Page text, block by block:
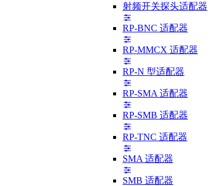
射频开关探头适配器
RP-BNC 适配器
RP-MMCX 适配器
RP-N 型适配器
RP-SMA 适配器
RP-SMB 适配器
RP-TNC 适配器
SMA 适配器
SMB 适配器